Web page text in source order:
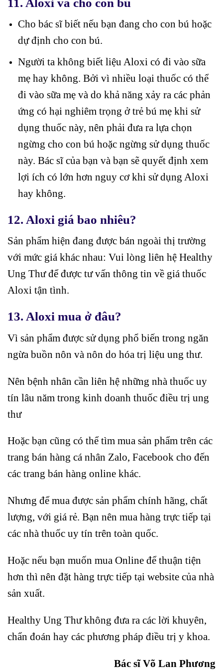
Cho bác sĩ biết nếu bạn đang cho con bú hoặc
dự định cho con bú.
Người ta không biết liệu Aloxi có đi vào sữa
mẹ hay không. Bởi vì nhiều loại thuốc có thể
đi vào sữa mẹ và do khả năng xảy ra các phản
ứng có hại nghiêm trọng ở trẻ bú mẹ khi sử
dụng thuốc này, nên phải đưa ra lựa chọn
ngừng cho con bú hoặc ngừng sử dụng thuốc
này. Bác sĩ của bạn và bạn sẽ quyết định xem
lợi ích có lớn hơn nguy cơ khi sử dụng Aloxi
hay không.
12. Aloxi giá bao nhiêu?
Sản phẩm hiện đang được bán ngoài thị trường
với mức giá khác nhau: Vui lòng liên hệ Healthy
Ung Thư để được tư vấn thông tin về giá thuốc
Aloxi tận tình.
13. Aloxi mua ở đâu?
Vì sản phẩm được sử dụng phổ biến trong ngăn
ngừa buồn nôn và nôn do hóa trị liệu ung thư.
Nên bệnh nhân cần liên hệ những nhà thuốc uy
tín lâu năm trong kinh doanh thuốc điều trị ung
thư
Hoặc bạn cũng có thể tìm mua sản phẩm trên các
trang bán hàng cá nhân Zalo, Facebook cho đến
các trang bán hàng online khác.
Nhưng để mua được sản phẩm chính hãng, chất
lượng, với giá rẻ. Bạn nên mua hàng trực tiếp tại
các nhà thuốc uy tín trên toàn quốc.
Hoặc nếu bạn muốn mua Online để thuận tiện
hơn thì nên đặt hàng trực tiếp tại website của nhà
sản xuất.
Healthy Ung Thư không đưa ra các lời khuyên,
chẩn đoán hay các phương pháp điều trị y khoa.
Bác sĩ Võ Lan Phương